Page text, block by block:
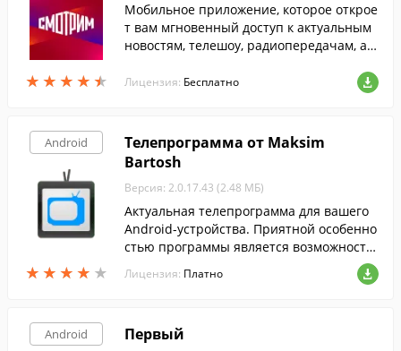
★ ★ ★ ★ ★
★ ★ ★ ★ ★
Мобильное приложение, которое открое
т вам мгновенный доступ к актуальным
новостям, телешоу, радиопередачам, а т
с экрана смартфона или планшета.
Лицензия: Бесплатно
Android
★ ★ ★ ★ ★
★ ★ ★ ★ ★
Телепрограмма от Maksim
Bartosh
Версия: 2.0.17.43 (2.48 МБ)
Актуальная телепрограмма для вашего
Android-устройства. Приятной особенно
стью программы является возможность
выбора региона и создания списка кана
лов.
Лицензия: Платно
Android Первый